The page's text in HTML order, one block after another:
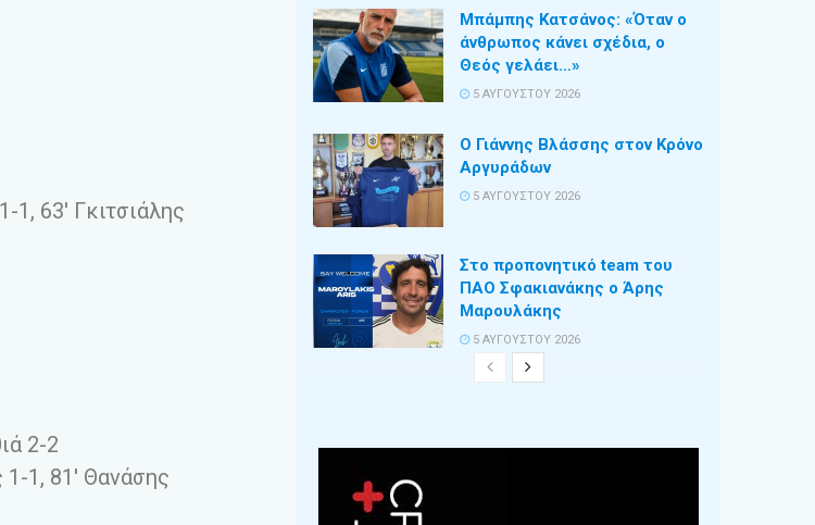
1, 63′ Γκιτσιάλης
2-2
1-1, 81′ Θανάσης
Μπάμπης Κατσάνος: «Όταν ο
άνθρωπος κάνει σχέδια, ο
Θεός γελάει…»
5 ΑΥΓΟΎΣΤΟΥ 2026
Ο Γιάννης Βλάσσης στον Κρόνο
Αργυράδων
5 ΑΥΓΟΎΣΤΟΥ 2026
Στο προπονητικό team του
ΠΑΟ Σφακιανάκης ο Άρης
Μαρουλάκης
5 ΑΥΓΟΎΣΤΟΥ 2026